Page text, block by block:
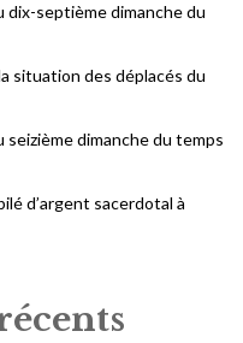
septième dimanche du
situation des déplacés du
dimanche du temps
d’argent sacerdotal à